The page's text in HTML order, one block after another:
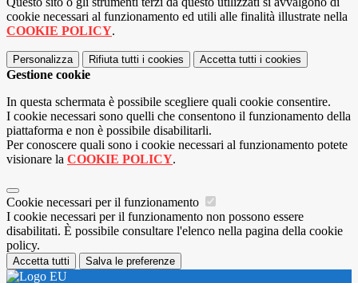
cookie necessari al funzionamento ed utili alle finalità illustrate nella
COOKIE POLICY.
Personalizza Rifiuta tutti i cookies Accetta tutti i cookies
Gestione cookie
In questa schermata è possibile scegliere quali cookie consentire.
I cookie necessari sono quelli che consentono il funzionamento della
piattaforma e non è possibile disabilitarli.
Per conoscere quali sono i cookie necessari al funzionamento potete
visionare la COOKIE POLICY.
Cookie necessari per il funzionamento
I cookie necessari per il funzionamento non possono essere
disabilitati. È possibile consultare l'elenco nella pagina della cookie
policy.
Accetta tutti Salva le preferenze